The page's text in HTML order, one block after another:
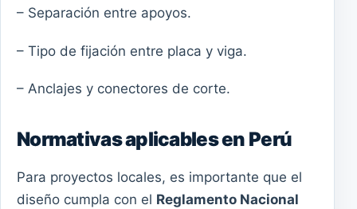
– Separación entre apoyos.
– Tipo de fijación entre placa y viga.
– Anclajes y conectores de corte.
Normativas aplicables en Perú
Para proyectos locales, es importante que el
diseño cumpla con el Reglamento Nacional